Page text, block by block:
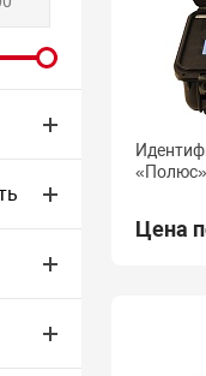
«Полюс»
Цена